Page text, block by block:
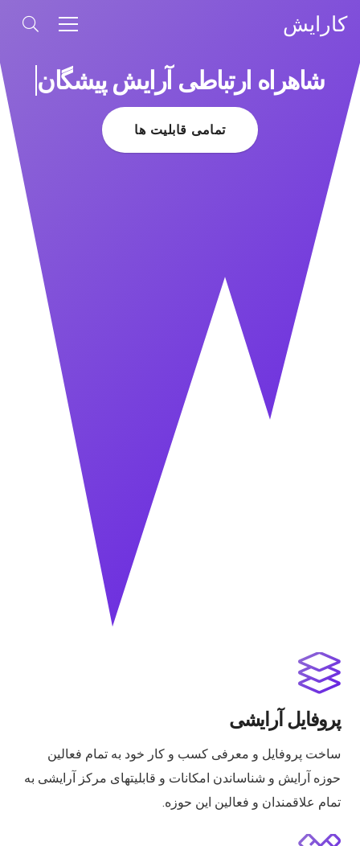
کارایش
شاهراه ارتباطی آرایش پیشگان
تمامی قابلیت ها
پروفایل آرایشی
ساخت پروفایل و معرفی کسب و کار خود به تمام فعالین
حوزه آرایش و شناساندن امکانات و قابلیتهای مرکز آرایشی به
تمام علاقمندان و فعالین این حوزه.